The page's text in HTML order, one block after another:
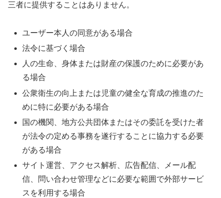
三者に提供することはありません。
ユーザー本人の同意がある場合
法令に基づく場合
人の生命、身体または財産の保護のために必要があ
る場合
公衆衛生の向上または児童の健全な育成の推進のた
めに特に必要がある場合
国の機関、地方公共団体またはその委託を受けた者
が法令の定める事務を遂行することに協力する必要
がある場合
サイト運営、アクセス解析、広告配信、メール配
信、問い合わせ管理などに必要な範囲で外部サービ
スを利用する場合